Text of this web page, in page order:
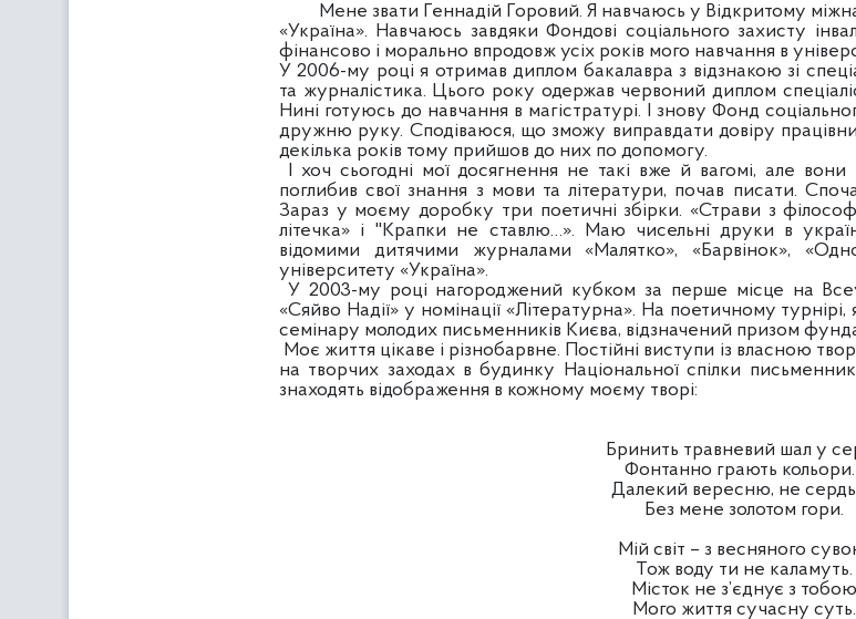
Мене звати Геннадій Горовий. Я навчаюсь у Відкритому
«Україна». Навчаюсь завдяки Фондові соціального захисту
фінансово і морально впродовж усіх років мого навчання в
У 2006-му році я отримав диплом бакалавра з відзнакою зі
та журналістика. Цього року одержав червоний диплом
Нині готуюсь до навчання в магістратурі. І знову Фонд
дружню руку. Сподіваюся, що зможу виправдати довіру
декілька років тому прийшов до них по допомогу.
І хоч сьогодні мої досягнення не такі вже й вагомі, але
поглибив свої знання з мови та літератури, почав писати.
Зараз у моєму доробку три поетичні збірки. «Страви з
літечка» і "Крапки не ставлю…». Маю чисельні друки в
відомими дитячими журналами «Малятко», «Барвінок»,
університету «Україна».
У 2003-му році нагороджений кубком за перше місце на
«Сяйво Надії» у номінації «Літературна». На поетичному
семінару молодих письменників Києва, відзначений призом
Моє життя цікаве і різнобарвне. Постійні виступи із власною
на творчих заходах в будинку Національної спілки
знаходять відображення в кожному моєму творі:
Бринить травневий шал у
Фонтанно грають
Далекий вересню, не
Без мене золотом гори.
Мій світ – з весняного
Тож воду ти не каламуть.
Місток не з’єднує з тобою
Мого життя сучасну суть.